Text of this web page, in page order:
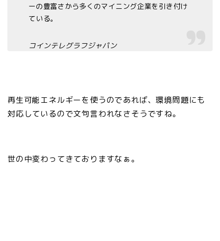
ーの豊富さから多くのマイニング企業を引き付け
ている。
コインテレグラフジャパン
再生可能エネルギーを使うのであれば、環境問題にも
対応しているので文句言われなさそうですね。
世の中変わってきておりますなぁ。